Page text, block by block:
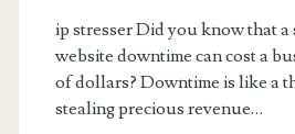
ip stresser Did you know that
website downtime can cost a
of dollars? Downtime is like a
stealing precious revenue…